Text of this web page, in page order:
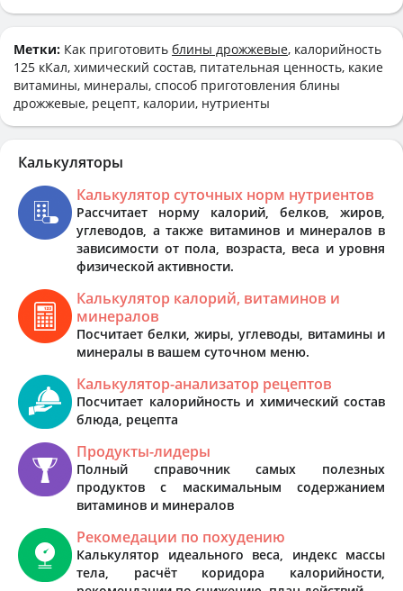
Метки: Как приготовить блины дрожжевые, калорийность
125 кКал, химический состав, питательная ценность, какие
витамины, минералы, способ приготовления блины
дрожжевые, рецепт, калории, нутриенты
Калькуляторы
Калькулятор суточных норм нутриентов
Рассчитает норму калорий, белков, жиров,
углеводов, а также витаминов и минералов в
зависимости от пола, возраста, веса и уровня
физической активности.
Калькулятор калорий, витаминов и
минералов
Посчитает белки, жиры, углеводы, витамины и
минералы в вашем суточном меню.
Калькулятор-анализатор рецептов
Посчитает калорийность и химический состав
блюда, рецепта
Продукты-лидеры
Полный справочник самых полезных
продуктов с маскимальным содержанием
витаминов и минералов
Рекомедации по похудению
Калькулятор идеального веса, индекс массы
тела, расчёт коридора калорийности,